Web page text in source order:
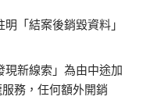
「結案後銷毀資料」
現新線索」為由中途加
務，任何額外開銷